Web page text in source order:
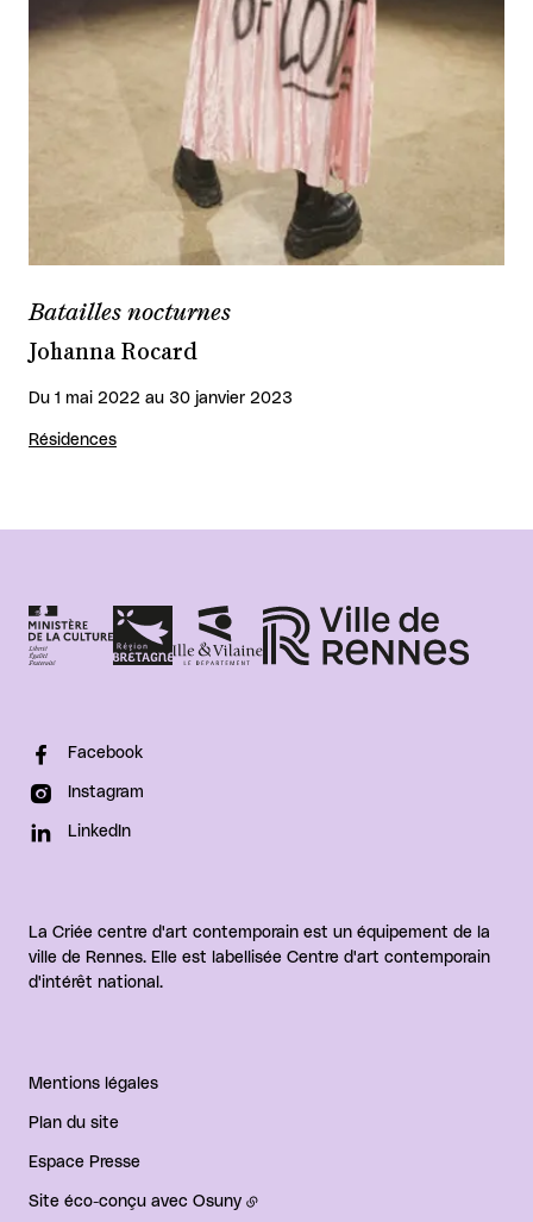
Batailles nocturnes
Johanna Rocard
Du 1 mai 2022 au 30 janvier 2023
Résidences
Facebook
Instagram
LinkedIn
La Criée centre d'art contemporain est un équipement de la
ville de Rennes. Elle est labellisée Centre d'art contemporain
d'intérêt national.
Mentions légales
Plan du site
Espace Presse
Site éco-conçu avec Osuny